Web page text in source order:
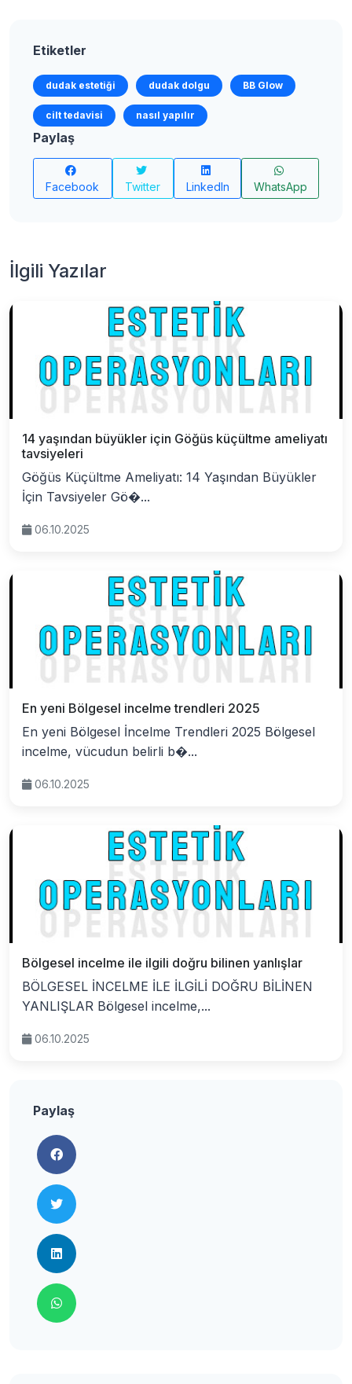
Etiketler
dudak estetiği dudak dolgu BB Glow
cilt tedavisi nasıl yapılır
Paylaş
Facebook Twitter LinkedIn WhatsApp
İlgili Yazılar
14 yaşından büyükler için Göğüs küçültme ameliyatı
tavsiyeleri
Göğüs Küçültme Ameliyatı: 14 Yaşından Büyükler
İçin Tavsiyeler Gö�...
06.10.2025
En yeni Bölgesel incelme trendleri 2025
En yeni Bölgesel İncelme Trendleri 2025 Bölgesel
incelme, vücudun belirli b�...
06.10.2025
Bölgesel incelme ile ilgili doğru bilinen yanlışlar
BÖLGESEL İNCELME İLE İLGİLİ DOĞRU BİLİNEN
YANLIŞLAR Bölgesel incelme,...
06.10.2025
Paylaş